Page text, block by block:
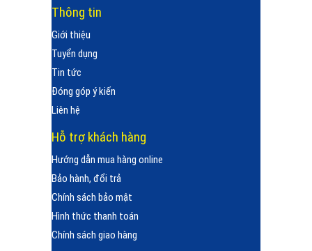
Thông tin
Giới thiệu
Tuyển dụng
Tin tức
Đóng góp ý kiến
Liên hệ
Hỗ trợ khách hàng
Hướng dẫn mua hàng online
Bảo hành, đổi trả
Chính sách bảo mật
Hình thức thanh toán
Chính sách giao hàng